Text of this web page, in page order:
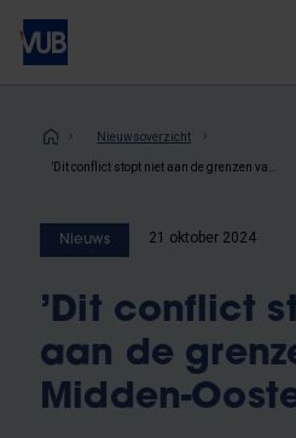
Overslaan
naar
inhoud
Nieuwsoverzicht
Nieuws 21 oktober 2024
’Dit conflict
aan de
Midden-